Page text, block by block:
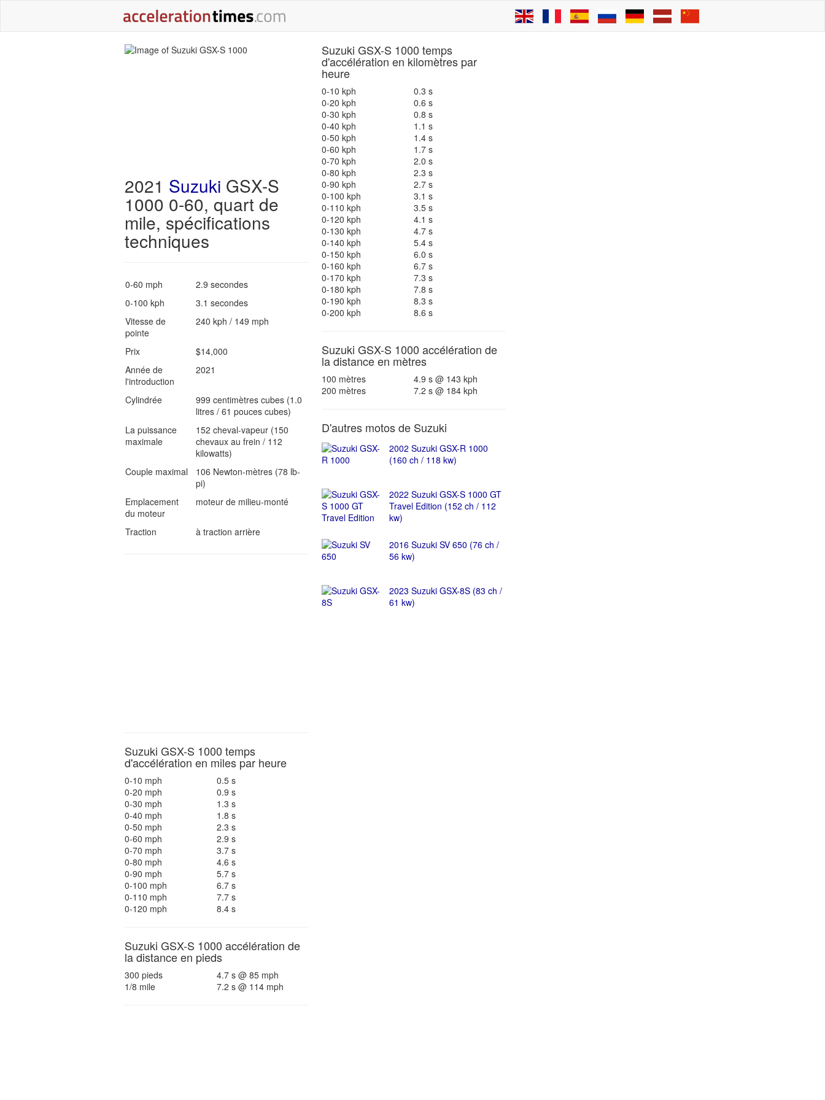
2021 Suzuki GSX-S
1000 0-60, quart de
mile, spécifications
techniques
0-60 mph
2.9 secondes
0-100 kph
3.1 secondes
Vitesse de
pointe
240 kph / 149 mph
Prix
$14,000
Année de
l'introduction
2021
Cylindrée
999 centimètres cubes (1.0
litres / 61 pouces cubes)
La puissance
maximale
152 cheval-vapeur (150
chevaux au frein / 112
kilowatts)
Couple maximal
106 Newton-mètres (78 lb-
pi)
Emplacement
du moteur
moteur de milieu-monté
Traction à traction arrière
Suzuki GSX-S 1000 temps
d'accélération en miles par heure
0-10 mph
0.5 s
0-20 mph
0.9 s
0-30 mph
1.3 s
0-40 mph
1.8 s
0-50 mph
2.3 s
0-60 mph
2.9 s
0-70 mph
3.7 s
0-80 mph
4.6 s
0-90 mph
5.7 s
0-100 mph
6.7 s
0-110 mph
7.7 s
0-120 mph
8.4 s
Suzuki GSX-S 1000 accélération de
la distance en pieds
300 pieds
4.7 s @ 85 mph
1/8 mile
7.2 s @ 114 mph
Suzuki GSX-S 1000 temps
d'accélération en kilomètres par
heure
0-10 kph
0.3 s
0-20 kph
0.6 s
0-30 kph
0.8 s
0-40 kph
1.1 s
0-50 kph
1.4 s
0-60 kph
1.7 s
0-70 kph
2.0 s
0-80 kph
2.3 s
0-90 kph
2.7 s
0-100 kph
3.1 s
0-110 kph
3.5 s
0-120 kph
4.1 s
0-130 kph
4.7 s
0-140 kph
5.4 s
0-150 kph
6.0 s
0-160 kph
6.7 s
0-170 kph
7.3 s
0-180 kph
7.8 s
0-190 kph
8.3 s
0-200 kph
8.6 s
Suzuki GSX-S 1000 accélération de
la distance en mètres
100 mètres
4.9 s @ 143 kph
200 mètres
7.2 s @ 184 kph
D'autres motos de Suzuki
2002 Suzuki GSX-R 1000
(160 ch / 118 kw)
2022 Suzuki GSX-S 1000 GT
Travel Edition (152 ch / 112
kw)
2016 Suzuki SV 650 (76 ch /
56 kw)
2023 Suzuki GSX-8S (83 ch /
61 kw)